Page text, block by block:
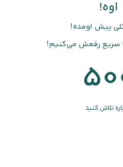
اوه!
پیش اومده!
سریع رفعش می‌کنیم!
تلاش کنید